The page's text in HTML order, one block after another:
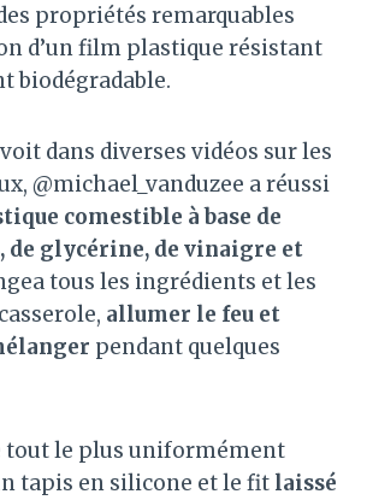
propriétés remarquables
d’un film plastique résistant
biodégradable.
dans diverses vidéos sur les
@michael_vanduzee a réussi
comestible à base de
de glycérine, de vinaigre et
tous les ingrédients et les
allumer le feu et
pendant quelques
tout le plus uniformément
tapis en silicone et le fit laissé